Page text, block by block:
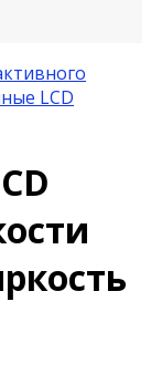
LCD